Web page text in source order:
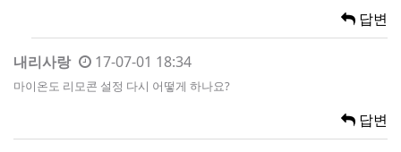
답변
내리사랑 17-07-01 18:34
마이온도 리모콘 설정 다시 어떻게 하나요?
답변